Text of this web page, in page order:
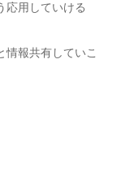
応用していける
情報共有していこ